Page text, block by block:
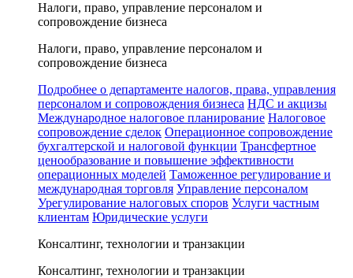
Налоги, право, управление персоналом и
сопровождение бизнеса
Налоги, право, управление персоналом и
сопровождение бизнеса
Подробнее о департаменте налогов, права, управления
персоналом и сопровождения бизнеса НДС и акцизы
Международное налоговое планирование Налоговое
сопровождение сделок Операционное сопровождение
бухгалтерской и налоговой функции Трансфертное
ценообразование и повышение эффективности
операционных моделей Таможенное регулирование и
международная торговля Управление персоналом
Урегулирование налоговых споров Услуги частным
клиентам Юридические услуги
Консалтинг, технологии и транзакции
Консалтинг, технологии и транзакции